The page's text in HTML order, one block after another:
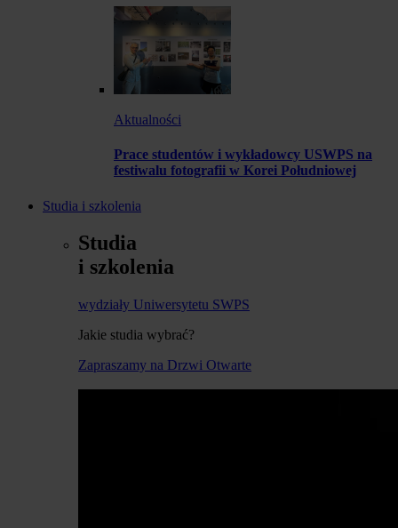
Aktualności
Prace studentów i wykładowcy USWPS na
festiwalu fotografii w Korei Południowej
Studia i szkolenia
Studia
i szkolenia
wydziały Uniwersytetu SWPS
Jakie studia wybrać?
Zapraszamy na Drzwi Otwarte